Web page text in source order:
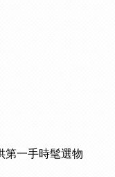
第一手時髦選物